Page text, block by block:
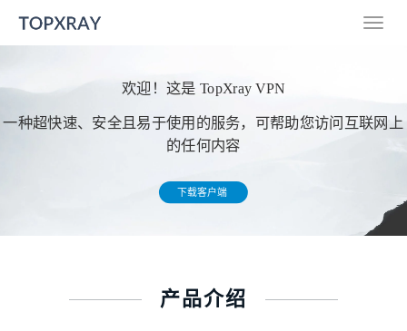
欢迎！这是 TopXray VPN
一种超快速、安全且易于使用的服务，可帮助您访问互联网上
的任何内容
下载客户端
产品介绍